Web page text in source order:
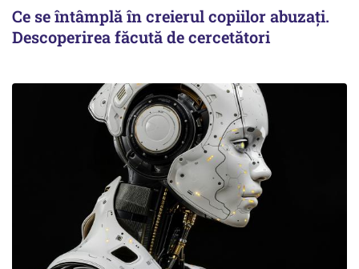
Ce se întâmplă în creierul copiilor abuzați.
Descoperirea făcută de cercetători